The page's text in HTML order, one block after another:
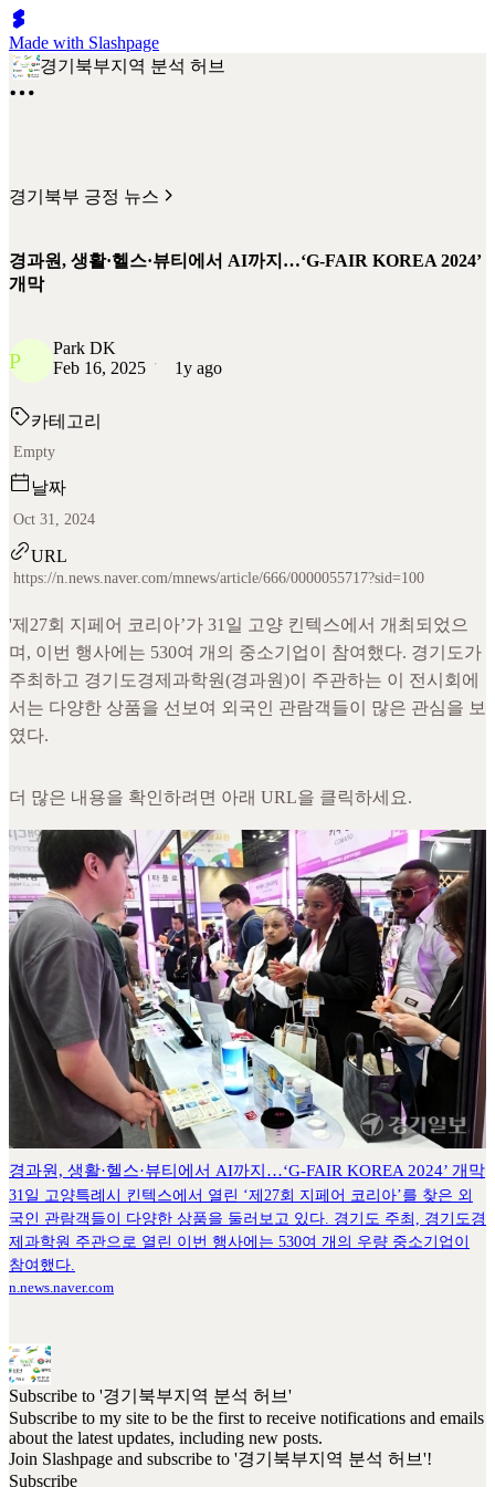
Made with Slashpage
경기북부지역 분석 허브
경기북부 긍정 뉴스
경과원, 생활·헬스·뷰티에서 AI까지…‘G-FAIR KOREA 2024’
개막
P
Park DK
Feb 16, 2025
1y ago
카테고리
Empty
날짜
Oct 31, 2024
URL
https://n.news.naver.com/mnews/article/666/0000055717?sid=100
'제27회 지페어 코리아’가 31일 고양 킨텍스에서 개최되었으
며, 이번 행사에는 530여 개의 중소기업이 참여했다. 경기도가
주최하고 경기도경제과학원(경과원)이 주관하는 이 전시회에
서는 다양한 상품을 선보여 외국인 관람객들이 많은 관심을 보
였다.
더 많은 내용을 확인하려면 아래 URL을 클릭하세요.
경과원, 생활·헬스·뷰티에서 AI까지…‘G-FAIR KOREA 2024’ 개막
31일 고양특례시 킨텍스에서 열린 ‘제27회 지페어 코리아’를 찾은 외
국인 관람객들이 다양한 상품을 둘러보고 있다. 경기도 주최, 경기도경
제과학원 주관으로 열린 이번 행사에는 530여 개의 우량 중소기업이
참여했다.
n.news.naver.com
Subscribe to '경기북부지역 분석 허브'
Subscribe to my site to be the first to receive notifications and emails
about the latest updates, including new posts.
Join Slashpage and subscribe to '경기북부지역 분석 허브'!
Subscribe